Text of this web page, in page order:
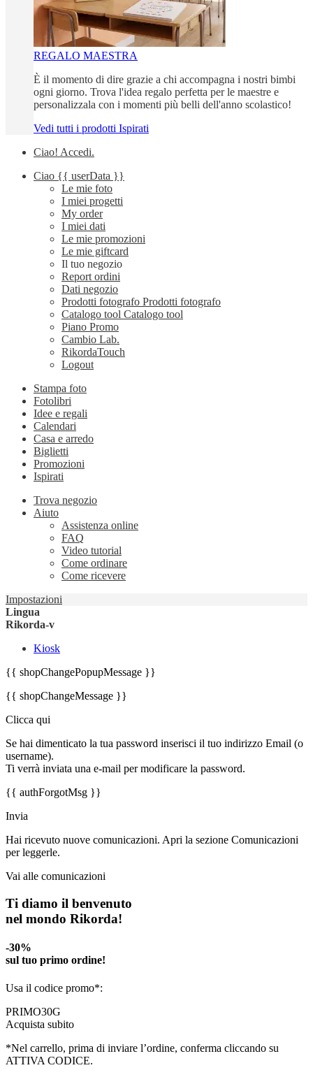
REGALO MAESTRA
È il momento di dire grazie a chi accompagna i nostri bimbi
ogni giorno. Trova l'idea regalo perfetta per le maestre e
personalizzala con i momenti più belli dell'anno scolastico!
Vedi tutti i prodotti Ispirati
Ciao! Accedi.
Ciao {{ userData }}
Le mie foto
I miei progetti
My order
I miei dati
Le mie promozioni
Le mie giftcard
Il tuo negozio
Report ordini
Dati negozio
Prodotti fotografo Prodotti fotografo
Catalogo tool Catalogo tool
Piano Promo
Cambio Lab.
RikordaTouch
Logout
Stampa foto
Fotolibri
Idee e regali
Calendari
Casa e arredo
Biglietti
Promozioni
Ispirati
Trova negozio
Aiuto
Assistenza online
FAQ
Video tutorial
Come ordinare
Come ricevere
Impostazioni
Lingua
Rikorda-v
Kiosk
{{ shopChangePopupMessage }}
{{ shopChangeMessage }}
Clicca qui
Se hai dimenticato la tua password inserisci il tuo indirizzo Email (o
username).
Ti verrà inviata una e-mail per modificare la password.
{{ authForgotMsg }}
Invia
Hai ricevuto nuove comunicazioni. Apri la sezione Comunicazioni
per leggerle.
Vai alle comunicazioni
Ti diamo il benvenuto
nel mondo Rikorda!
-30%
sul tuo primo ordine!
Usa il codice promo*:
PRIMO30G
Acquista subito
*Nel carrello, prima di inviare l’ordine, conferma cliccando su
ATTIVA CODICE.